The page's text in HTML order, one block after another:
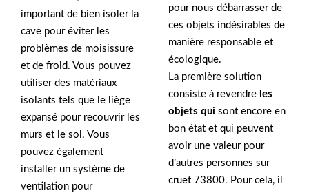
important de bien isoler la
cave pour éviter les
problèmes de moisissure
et de froid. Vous pouvez
utiliser des matériaux
isolants tels que le liège
expansé pour recouvrir les
murs et le sol. Vous
pouvez également
installer un système de
ventilation pour
pour nous débarrasser de
ces objets indésirables de
manière responsable et
écologique.
La première solution
consiste à revendre les
objets qui sont encore en
bon état et qui peuvent
avoir une valeur pour
d’autres personnes sur
cruet 73800. Pour cela, il